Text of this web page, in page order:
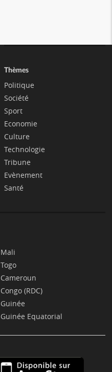
Thèmes
Politique
Société
Sport
Economie
Culture
Technologie
Tribune
Evènement
Santé
Mali
Togo
Cameroun
Congo (RDC)
Guinée
Guinée Equatorial